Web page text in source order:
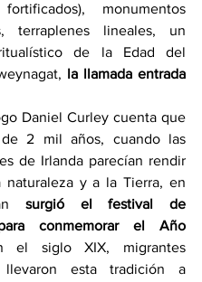
monumentos
terraplenes lineales, un
de la Edad del
la llamada entrada
Daniel Curley cuenta que
2 mil años, cuando las
de Irlanda parecían rendir
y a la Tierra, en
conmemorar el Año
el siglo XIX, migrantes
llevaron esta tradición a